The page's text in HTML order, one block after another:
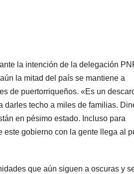
la intención de la delegación
la mitad del país se mantiene a
de puertorriqueños. «Es un
darles techo a miles de familias.
en pésimo estado. Incluso para
gobierno con la gente llega al
que aún siguen a oscuras y